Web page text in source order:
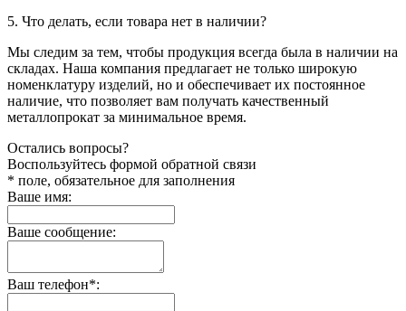
5. Что делать, если товара нет в наличии?
Мы следим за тем, чтобы продукция всегда была в наличии на
складах. Наша компания предлагает не только широкую
номенклатуру изделий, но и обеспечивает их постоянное
наличие, что позволяет вам получать качественный
металлопрокат за минимальное время.
Остались вопросы?
Воспользуйтесь формой обратной связи
* поле, обязательное для заполнения
Ваше имя:
Ваше сообщение:
Ваш телефон*: